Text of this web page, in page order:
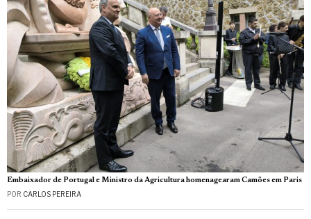
Embaixador de Portugal e Ministro da Agricultura homenagearam Camões em Paris
POR CARLOS PEREIRA